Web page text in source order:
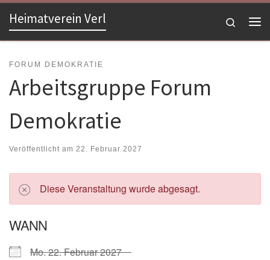
Zum Inhalt springen
Heimatverein Verl
Search
FORUM DEMOKRATIE
Arbeitsgruppe Forum
Demokratie
Veröffentlicht am 22. Februar 2027
Diese Veranstaltung wurde abgesagt.
WANN
Mo. 22. Februar 2027